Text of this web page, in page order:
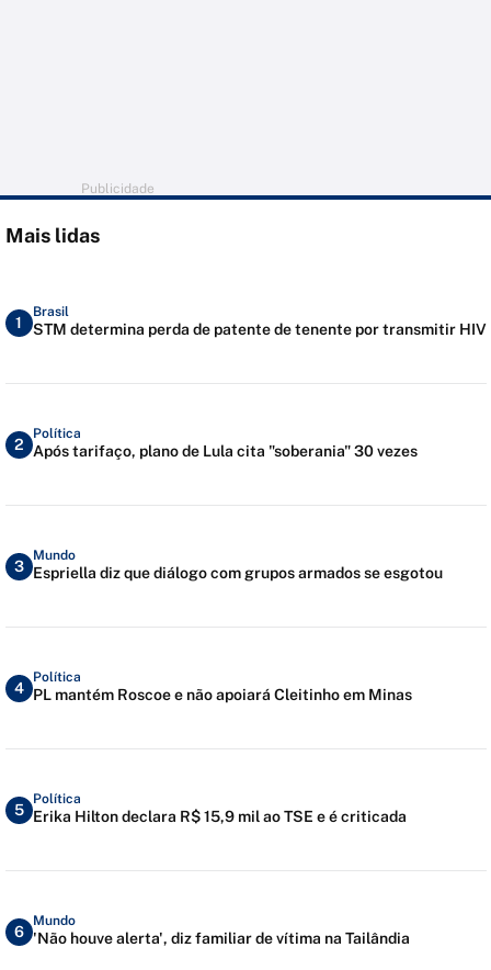
Publicidade
Mais lidas
1
Brasil
STM determina perda de patente de tenente por transmitir HIV
2
Política
Após tarifaço, plano de Lula cita "soberania" 30 vezes
3
Mundo
Espriella diz que diálogo com grupos armados se esgotou
4
Política
PL mantém Roscoe e não apoiará Cleitinho em Minas
5
Política
Erika Hilton declara R$ 15,9 mil ao TSE e é criticada
6
Mundo
'Não houve alerta', diz familiar de vítima na Tailândia